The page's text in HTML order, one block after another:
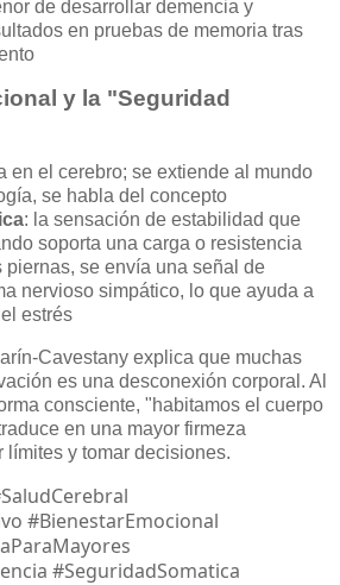
de desarrollar demencia y
en pruebas de memoria tras
y la "Seguridad
en el cerebro; se extiende al mundo
se habla del concepto
: la sensación de estabilidad que
soporta una carga o resistencia
piernas, se envía una señal de
nervioso simpático, lo que ayuda a
estrés
Cavestany explica que muchas
es una desconexión corporal. Al
consciente, "habitamos el cuerpo
en una mayor firmeza
límites y tomar decisiones.
#BienestarEmocional
#SeguridadSomatica